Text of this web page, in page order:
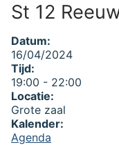
St 12
Datum:
16/04/2024
Tijd:
19:00 - 22:00
Locatie:
Grote zaal
Kalender:
Agenda